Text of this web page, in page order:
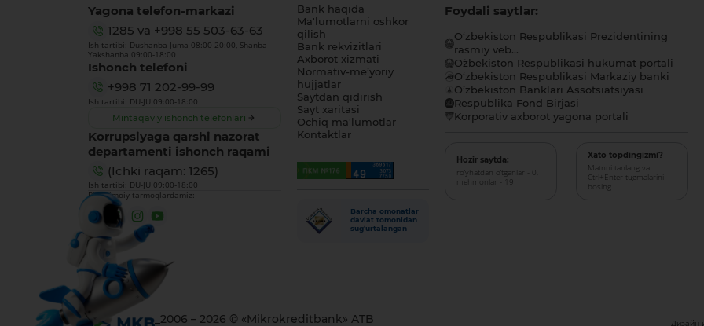
Yagona telefon-markazi
1285 va +998 55 503-63-63
Ish tartibi: Dushanba-Juma 08:00-20:00, Shanba-
Yakshanba 09:00-18:00
Ishonch telefoni
+998 71 202-99-99
Ish tartibi: DU-JU 09:00-18:00
Mintaqaviy ishonch telefonlari
Korrupsiyaga qarshi nazorat
departamenti ishonch raqami
(Ichki raqam: 1265)
Ish tartibi: DU-JU 09:00-18:00
Biz ijtimoiy tarmoqlardamiz:
Bank haqida
Ma'lumotlarni oshkor
qilish
Bank rekvizitlari
Axborot xizmati
Normativ-me’yoriy
hujjatlar
Saytdan qidirish
Sayt xaritasi
Ochiq ma'lumotlar
Kontaktlar
Barcha omonatlar
davlat tomonidan
sug‘urtalangan
Foydali saytlar:
O‘zbekiston Respublikasi Prezidentining
rasmiy veb...
O`zbekiston Respublikasi hukumat portali
O‘zbekiston Respublikasi Markaziy banki
O’zbekiston Banklari Assotsiatsiyasi
Respublika Fond Birjasi
Korporativ axborot yagona portali
Hozir saytda:
ro‘yhatdan o‘tganlar - 0,
mehmonlar - 19
Xato topdingizmi?
Matnni tanlang va
Ctrl+Enter tugmalarini
bosing
_2006 – 2026 © «Mikrokreditbank» ATB Дизайн